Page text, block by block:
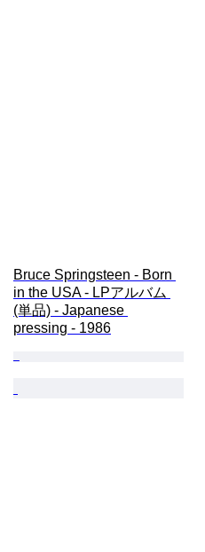
Bruce Springsteen - Born
in the USA - LPアルバム
(単品) - Japanese
pressing - 1986